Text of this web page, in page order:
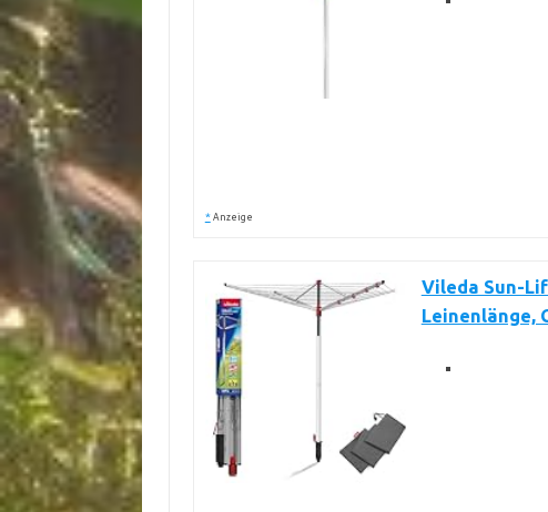
* Anzeige
Vileda Sun-
Leinenlänge,